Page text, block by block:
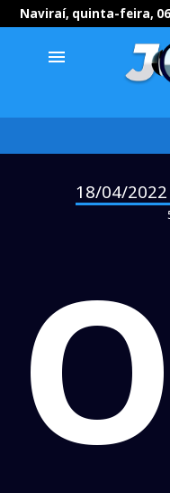
Naviraí, quinta-feira,
menu
18/04/